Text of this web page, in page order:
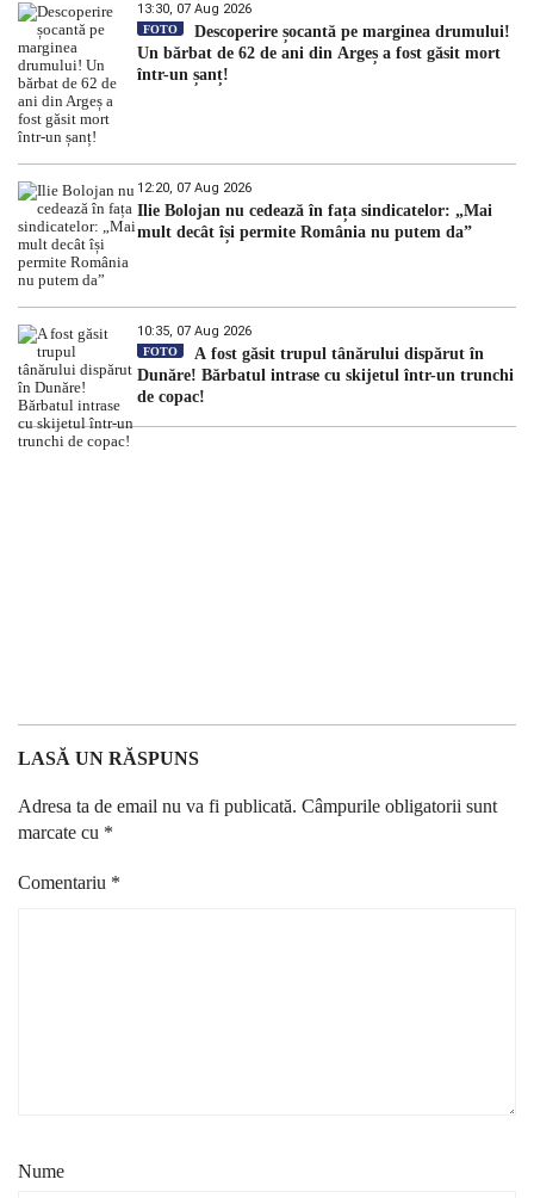
13:30, 07 Aug 2026
FOTO
Descoperire șocantă pe marginea drumului!
Un bărbat de 62 de ani din Argeș a fost găsit mort
într-un șanț!
12:20, 07 Aug 2026
Ilie Bolojan nu cedează în fața sindicatelor: „Mai
mult decât își permite România nu putem da”
10:35, 07 Aug 2026
FOTO
A fost găsit trupul tânărului dispărut în
Dunăre! Bărbatul intrase cu skijetul într-un trunchi
de copac!
LASĂ UN RĂSPUNS
Adresa ta de email nu va fi publicată. Câmpurile obligatorii sunt
marcate cu *
Comentariu *
Nume